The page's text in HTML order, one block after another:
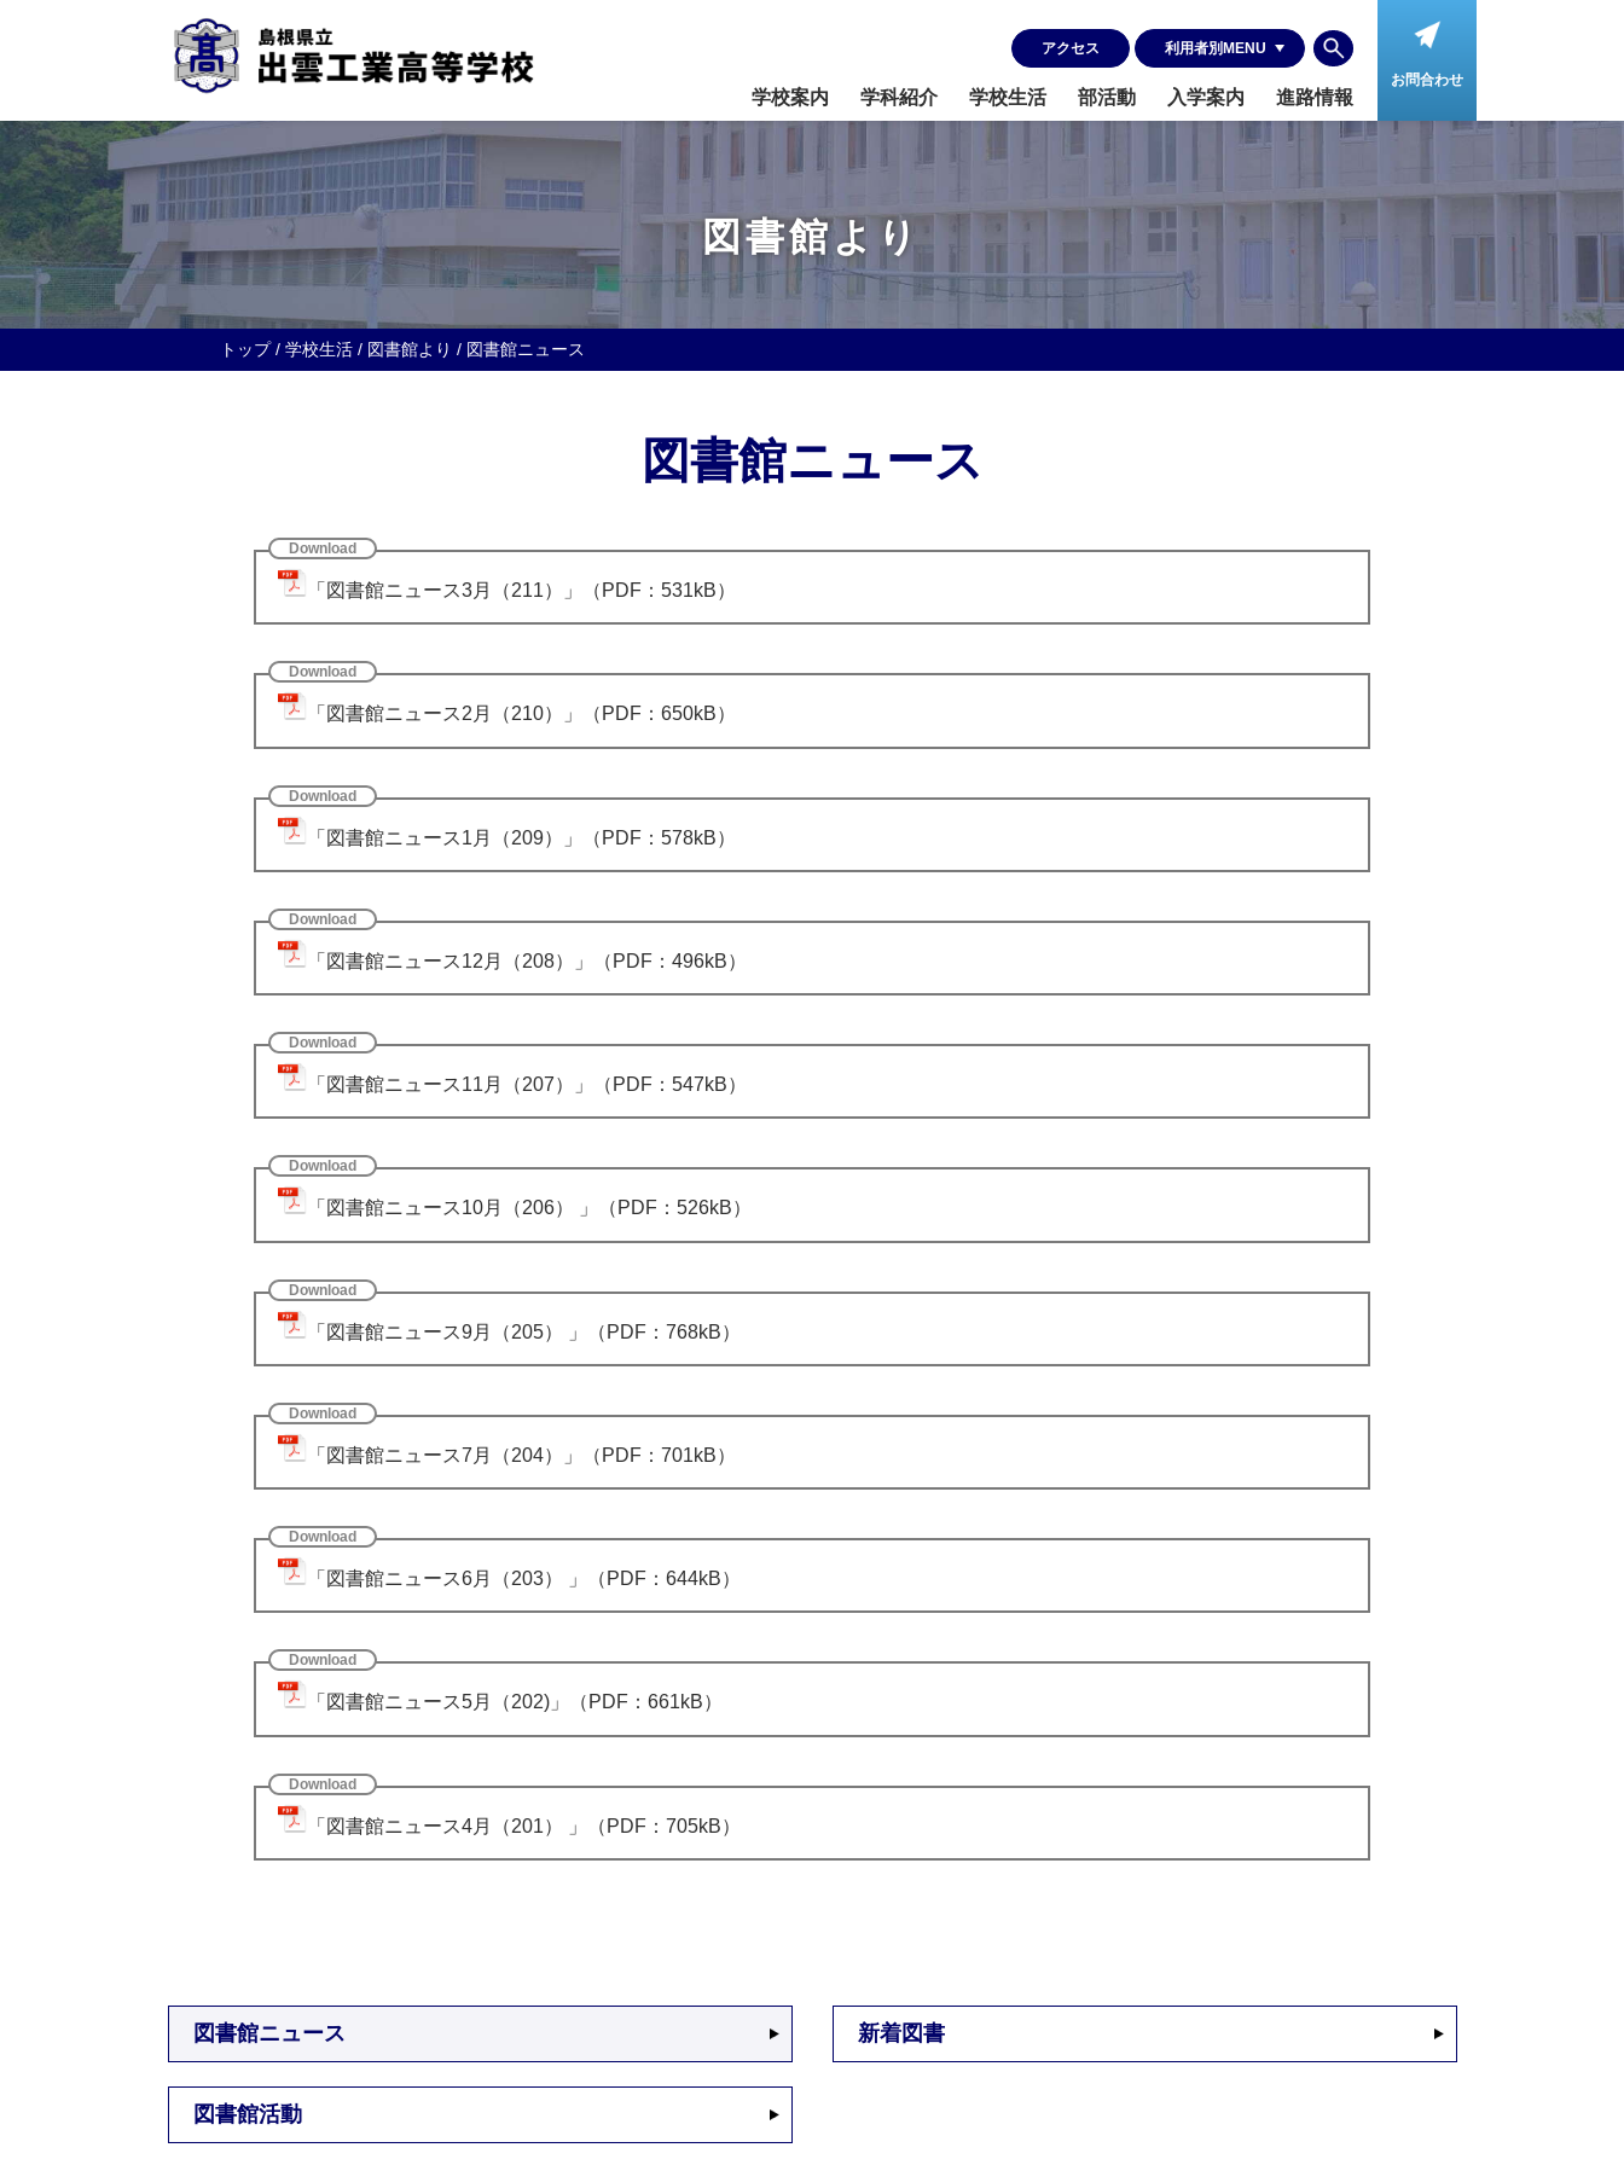
このページの本文へ
アクセス 利⽤者別MENU
学校案内 学科紹介 学校生活 部活動 入学案内 進路情報
お問合わせ
図書館より
現
トップ/ 学校生活 / 図書館より / 図書館ニュース
図書館ニュース
「図書館ニュース3月（211）」（PDF：531kB）
「図書館ニュース2月（210）」（PDF：650kB）
「図書館ニュース1月（209）」（PDF：578kB）
「図書館ニュース12月（208）」（PDF：496kB）
「図書館ニュース11月（207）」（PDF：547kB）
「図書館ニュース10月（206） 」（PDF：526kB）
「図書館ニュース9月（205） 」（PDF：768kB）
「図書館ニュース7月（204）」（PDF：701kB）
「図書館ニュース6月（203） 」（PDF：644kB）
「図書館ニュース5月（202)」（PDF：661kB）
「図書館ニュース4月（201） 」（PDF：705kB）
図書館ニュース 新着図書
図書館活動